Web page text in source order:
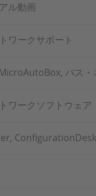
ル動画
ワークサポート
MicroAutoBox, バス
ワークソフトウェア